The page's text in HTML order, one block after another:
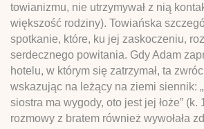
towianizmu, nie utrzymywał z nią
większość rodziny). Towiańska
spotkanie, które, ku jej zaskoczeniu,
serdecznego powitania. Gdy Adam
hotelu, w którym się zatrzymał, ta
wskazując na leżący na ziemi siennik:
siostra ma wygody, oto jest jej łoże” (k.
rozmowy z bratem również wywołała